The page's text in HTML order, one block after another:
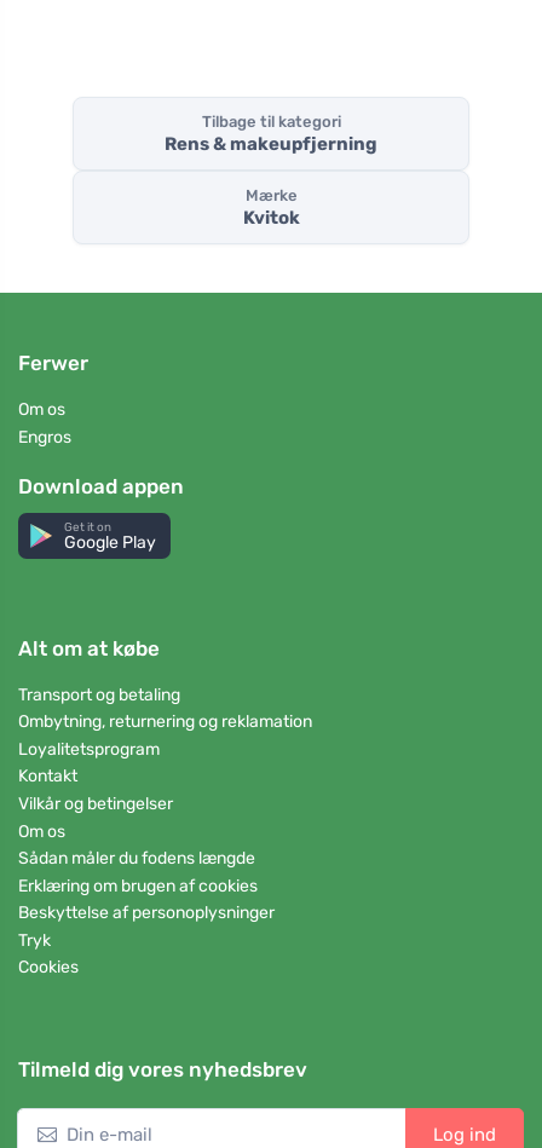
Tilbage til kategori
Rens & makeupfjerning
Mærke
Kvitok
Ferwer
Om os
Engros
Download appen
Get it on
Google Play
Alt om at købe
Transport og betaling
Ombytning, returnering og reklamation
Loyalitetsprogram
Kontakt
Vilkår og betingelser
Om os
Sådan måler du fodens længde
Erklæring om brugen af cookies
Beskyttelse af personoplysninger
Tryk
Cookies
Tilmeld dig vores nyhedsbrev
Log ind